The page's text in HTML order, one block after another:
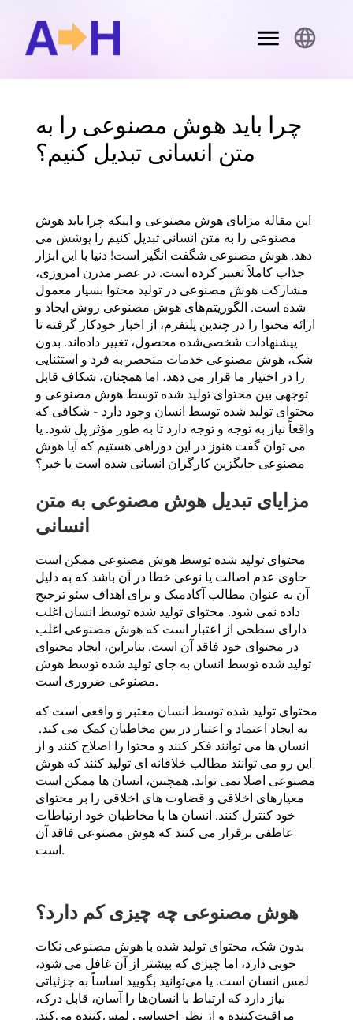
چرا باید هوش مصنوعی را به
متن انسانی تبدیل کنیم؟
این مقاله مزایای هوش مصنوعی و اینکه چرا باید هوش
مصنوعی را به متن انسانی تبدیل کنیم را پوشش می
دهد. هوش مصنوعی شگفت انگیز است! دنیا با این ابزار
جذاب کاملاً تغییر کرده است. در عصر مدرن امروزی،
مشارکت هوش مصنوعی در تولید محتوا بسیار معمول
شده است. الگوریتم‌های هوش مصنوعی روش ایجاد و
ارائه محتوا را در چندین پلتفرم، از اخبار خودکار گرفته تا
پیشنهادات شخصی‌شده محصول، تغییر داده‌اند. بدون
شک، هوش مصنوعی خدمات منحصر به فرد و استثنایی
را در اختیار ما قرار می دهد، اما همچنان، شکاف قابل
توجهی بین محتوای تولید شده توسط هوش مصنوعی و
محتوای تولید شده توسط انسان وجود دارد - شکافی که
واقعاً نیاز به توجه و توجه دارد تا به طور مؤثر پل شود. یا
می توان گفت هنوز در این دوراهی هستیم که آیا هوش
مصنوعی جایگزین کارگران انسانی شده است یا خیر؟
مزایای تبدیل هوش مصنوعی به متن
انسانی
محتوای تولید شده توسط هوش مصنوعی ممکن است
حاوی عدم اصالت یا نوعی خطا در آن باشد که به دلیل
آن به عنوان مطالب آکادمیک و برای اهداف سئو ترجیح
داده نمی شود. محتوای تولید شده توسط انسان اغلب
دارای سطحی از اعتبار است که هوش مصنوعی اغلب
در محتوای خود فاقد آن است. بنابراین، ایجاد محتوای
تولید شده توسط انسان به جای تولید شده توسط هوش
مصنوعی ضروری است.
محتوای تولید شده توسط انسان معتبر و واقعی است که
به ایجاد اعتماد و اعتبار در بین مخاطبان کمک می کند.
انسان ها می توانند فکر کنند و محتوا را اصلاح کنند و از
این رو می توانند مطالب خلاقانه ای تولید کنند که هوش
مصنوعی اصلا نمی تواند. همچنین، انسان ها ممکن است
معیارهای اخلاقی و قضاوت های اخلاقی را بر محتوای
خود کنترل کنند. انسان ها با مخاطبان خود ارتباطات
عاطفی برقرار می کنند که هوش مصنوعی فاقد آن
است.
هوش مصنوعی چه چیزی کم دارد؟
بدون شک، محتوای تولید شده با هوش مصنوعی نکات
خوبی دارد، اما چیزی که بیشتر از آن غافل می شود،
لمس انسان است. یا می‌توانید بگویید اساساً به جزئیاتی
نیاز دارد که ارتباط با انسان‌ها را آسان، قابل درک،
مراقبت‌کننده و از نظر احساسی لمس‌کننده می‌کند.